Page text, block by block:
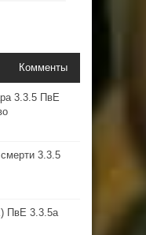
Комменты
3.3.5 ПвЕ
3.3.5
ПвЕ 3.3.5а